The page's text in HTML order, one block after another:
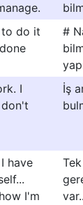
do it
#
I
İş
have
I'm